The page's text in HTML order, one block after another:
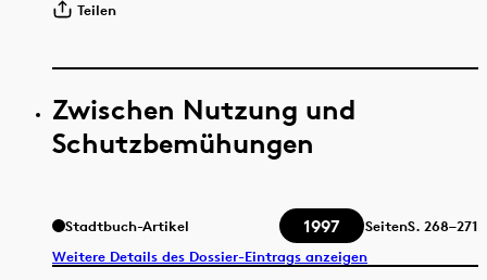
Teilen
Zwischen Nutzung und
Schutzbemühungen
Stadtbuch-Artikel 1997 SeitenS. 268–271
Weitere Details des Dossier-Eintrags anzeigen